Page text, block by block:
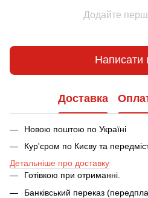
Додайте
Написати
Доставка
Новою поштою по Україні
Кур'єром по Києву та
Детальніше про доставку
Готівкою при отриманні.
Банківський переказ